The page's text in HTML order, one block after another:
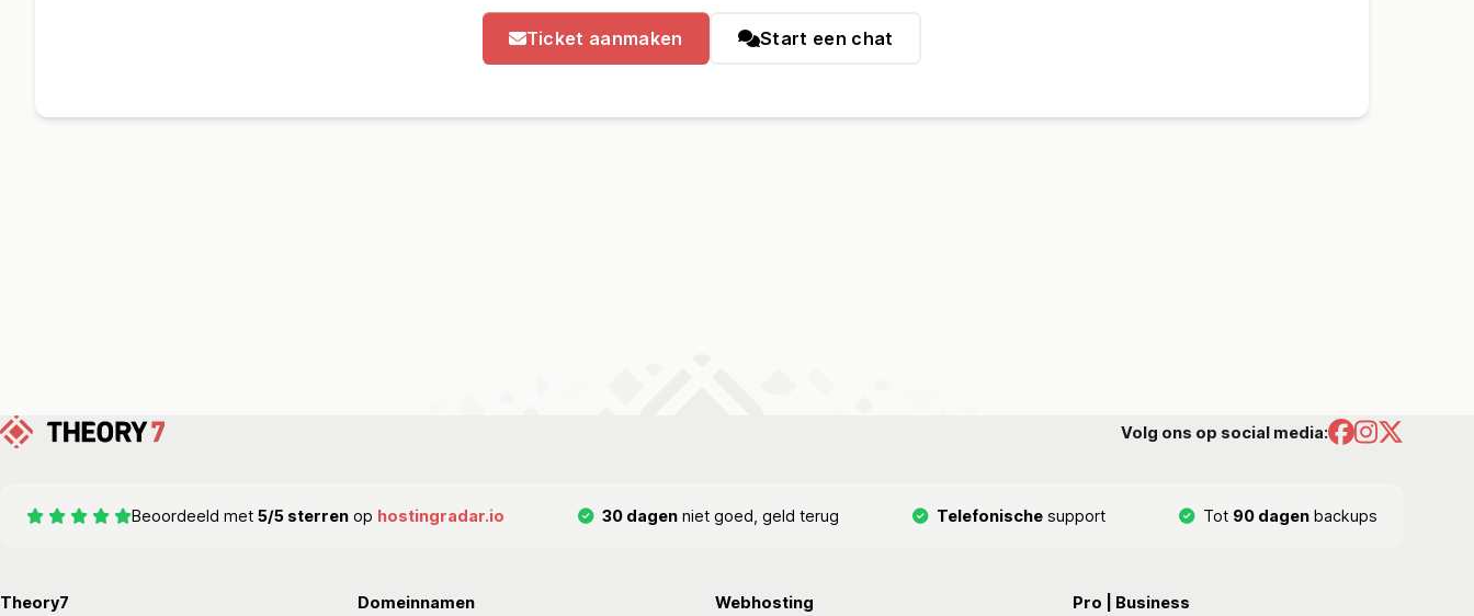
Ticket aanmaken Start een chat
Volg ons op social media:
Beoordeeld met 5/5 sterren op hostingradar.io 30 dagen niet goed, geld terug Telefonische support Tot 90 dagen backups
Theory7 Domeinnamen Webhosting Pro | Business